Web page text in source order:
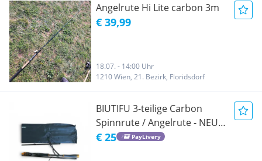
Angelrute Hi Lite carbon 3m
€ 39,99
18.07. - 14:00 Uhr
1210 Wien, 21. Bezirk, Floridsdorf
BIUTIFU 3-teilige Carbon
Spinnrute / Angelrute - NEU
& OVP!
€ 25 PayLivery